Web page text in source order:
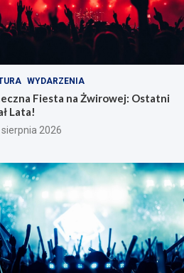
WYDARZENIA
Fiesta na Żwirowej: Ostatni
Lata!
sierpnia 2026